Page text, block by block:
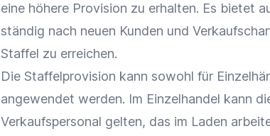
eine höhere Provision zu erhalten. Es bietet
ständig nach neuen Kunden und
Staffel zu erreichen.
Die Staffelprovision kann sowohl für
angewendet werden. Im Einzelhandel kann
Verkaufspersonal gelten, das im Laden